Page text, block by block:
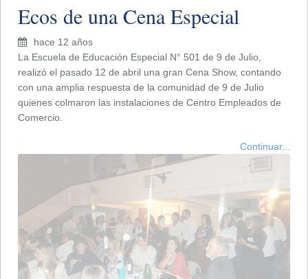
Ecos de una Cena Especial
hace 12 años
La Escuela de Educación Especial N° 501 de 9 de Julio,
realizó el pasado 12 de abril una gran Cena Show, contando
con una amplia respuesta de la comunidad de 9 de Julio
quienes colmaron las instalaciones de Centro Empleados de
Comercio.
Continuar...